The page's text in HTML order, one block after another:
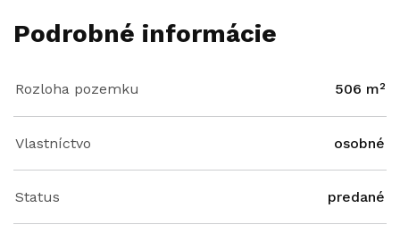
Podrobné informácie
Rozloha pozemku 506 m²
Vlastníctvo osobné
Status predané